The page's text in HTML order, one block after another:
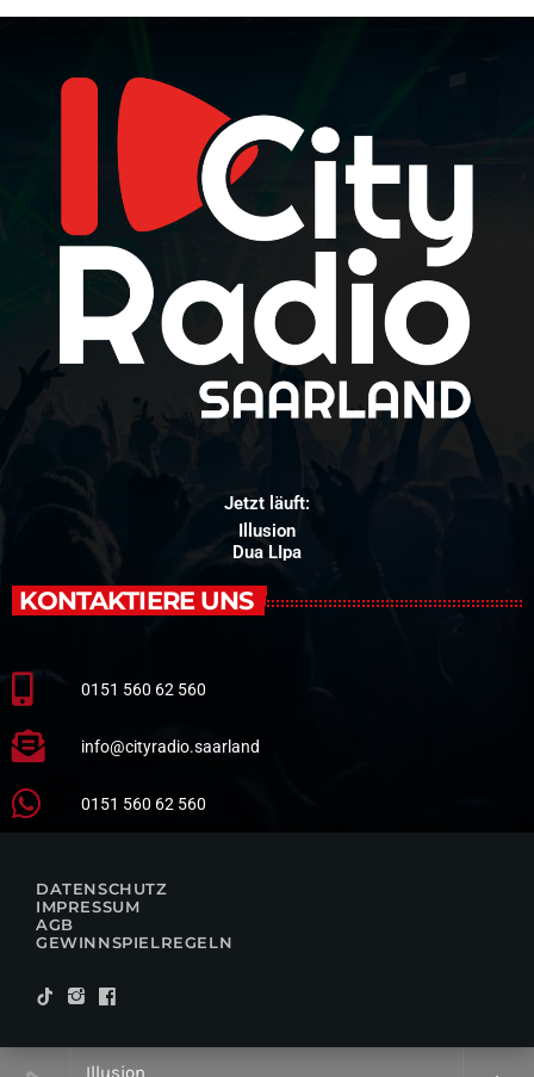
Show Me Love !!!SPERRFRIST 16. M�RZ!!!
Jetzt läuft:
Show Me Love !!!SPERRFRIST 16. M�RZ!!!
Kiddo x Osmund
KONTAKTIERE UNS
0151 560 62 560
info@cityradio.saarland
0151 560 62 560
DATENSCHUTZ
IMPRESSUM
AGB
GEWINNSPIELREGELN